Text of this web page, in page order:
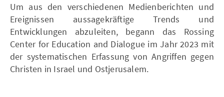
Um aus den verschiedenen Medienberichten und
Ereignissen aussagekräftige Trends und
Entwicklungen abzuleiten, begann das Rossing
Center for Education and Dialogue im Jahr 2023 mit
der systematischen Erfassung von Angriffen gegen
Christen in Israel und Ostjerusalem.